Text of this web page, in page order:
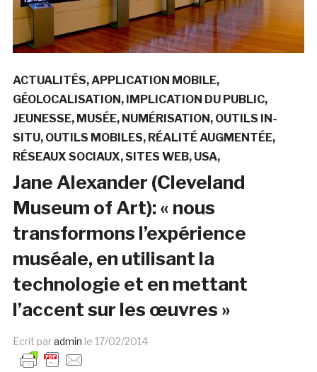
ACTUALITÉS APPLICATION MOBILE
GÉOLOCALISATION IMPLICATION DU PUBLIC
JEUNESSE MUSÉE NUMÉRISATION OUTILS IN-
SITU OUTILS MOBILES RÉALITÉ AUGMENTÉE
RÉSEAUX SOCIAUX SITES WEB USA
Jane Alexander (Cleveland
Museum of Art): « nous
transformons l’expérience
muséale, en utilisant la
technologie et en mettant
l’accent sur les œuvres »
Ecrit paradmin le 17/02/2014